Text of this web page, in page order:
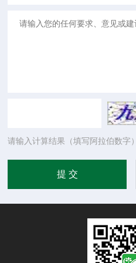
请输入计算结果（填写阿拉伯数字